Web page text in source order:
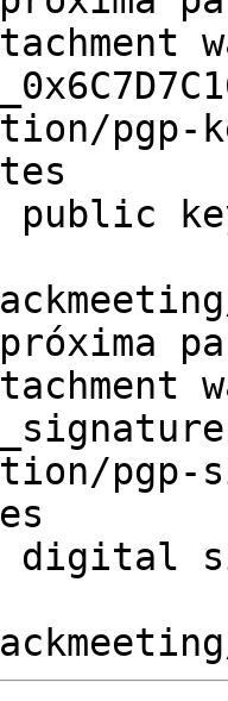
pgp-
public
pgp-
digital